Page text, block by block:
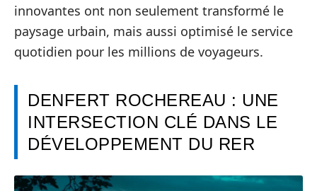
innovantes ont non seulement transformé le
paysage urbain, mais aussi optimisé le service
quotidien pour les millions de voyageurs.
DENFERT ROCHEREAU : UNE
INTERSECTION CLÉ DANS LE
DÉVELOPPEMENT DU RER